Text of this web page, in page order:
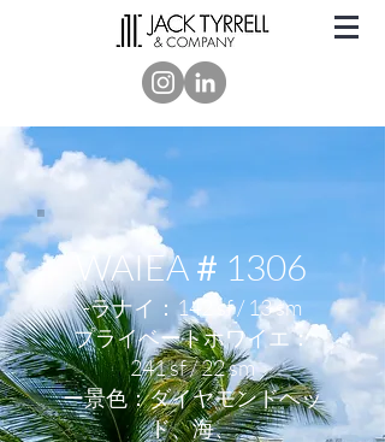
WAIEA＃1306
-ラナイ：142 sf / 13 sm
プライベートホワイエ：
241 sf / 22 sm
ー景色：ダイヤモンドヘッ
ド、海、